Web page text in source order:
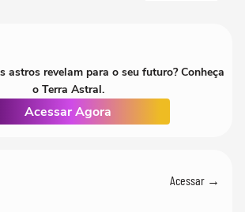
astros revelam para o seu futuro? Conheça
o Terra Astral.
Acessar Agora
Acessar →